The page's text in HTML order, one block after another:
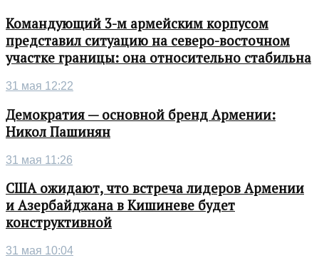
Командующий 3-м армейским корпусом
представил ситуацию на северо-восточном
участке границы: она относительно стабильна
31 мая 12:22
Демократия — основной бренд Армении:
Никол Пашинян
31 мая 11:26
США ожидают, что встреча лидеров Армении
и Азербайджана в Кишиневе будет
конструктивной
31 мая 10:04